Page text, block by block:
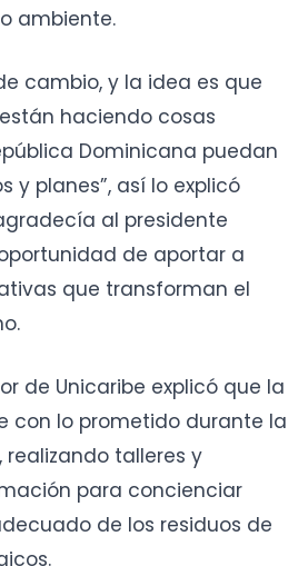
ambiente.
cambio, y la idea es que
haciendo cosas
Dominicana puedan
y planes”, así lo explicó
al presidente
de aportar a
que transforman el
de Unicaribe explicó que la
con lo prometido durante la
talleres y
para concienciar
de los residuos de